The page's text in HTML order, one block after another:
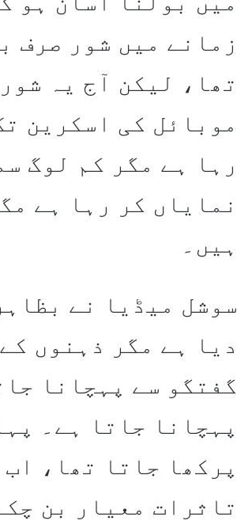
زمانے میں شور صرف
تھا، لیکن آج یہ
موبائل کی اسکرین
رہا ہے مگر کم لوگ
نمایاں کر رہا ہے
ہیں۔
سوشل میڈیا نے
دیا ہے مگر ذہنوں
گفتگو سے پہچانا
پہچانا جاتا ہے۔
پرکھا جاتا تھا،
تاثرات معیار بن